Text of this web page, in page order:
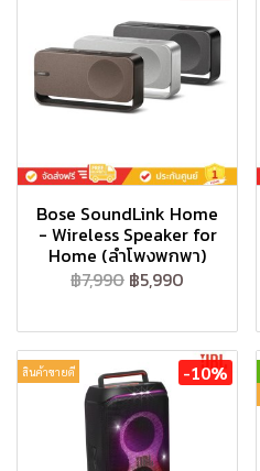
Bose SoundLink Home
- Wireless Speaker for
Home (ลำโพงพกพา)
฿7,990 ฿5,990
สินค้าขายดี -10%